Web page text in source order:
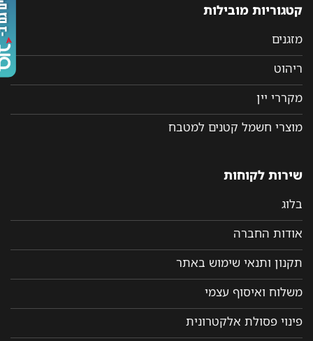
מובילות
יין
חשמל קטנים למטבח
לקוחות
החברה
ותנאי שימוש באתר
ואיסוף עצמי
פסולת אלקטרונית